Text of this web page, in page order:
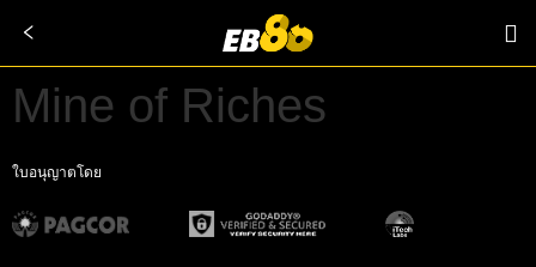
Mine of Riches
ใบอนุญาตโดย